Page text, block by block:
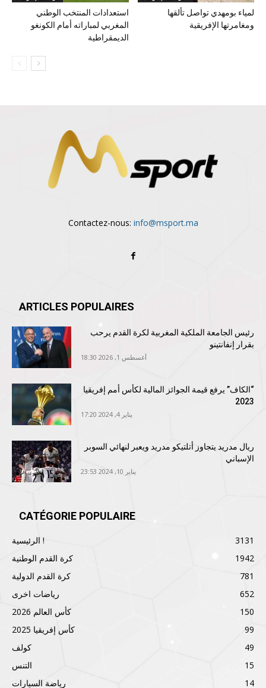
استعدادات المنتخب الوطني
المغربي لمباراته أمام الكونغو
الديمقراطية
لمياء بومهدي تواصل تألقها
ومغامرتها الإفريقية
Contactez-nous: info@msport.ma
ARTICLES POPULAIRES
رئيس الجامعة الملكية المغربية لكرة القدم يرحب
بقرار إنفانتينو
أغسطس 1, 2026 18:30
“الكاف” يرفع قيمة الجوائز المالية لكأس أمم إفريقيا
2023
يناير 4, 2024 17:20
ريال مدريد يتجاوز أتلتيكو مدريد ويعبر لنهائي السوبر
الإسباني
يناير 10, 2024 23:53
CATÉGORIE POPULAIRE
الرئيسية !
3131
كرة القدم الوطنية
1942
كرة القدم الدولية
781
رياضات اخرى
652
كأس العالم 2026
150
كأس إفريقيا 2025
99
كولف
49
التنس
15
رياضة السيارات
14